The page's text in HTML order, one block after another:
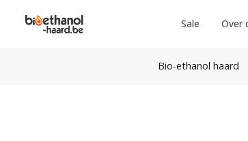
Sale Over
Bio-ethanol haard